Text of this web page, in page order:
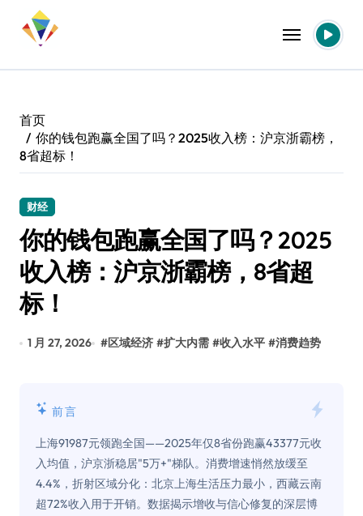
首页
你的钱包跑赢全国了吗？2025收入榜：沪京浙霸榜，
8省超标！
财经
你的钱包跑赢全国了吗？2025
收入榜：沪京浙霸榜，8省超
标！
1 月 27, 2026 #区域经济 #扩大内需 #收入水平 #消费趋势
前言
上海91987元领跑全国——2025年仅8省份跑赢43377元收
入均值，沪京浙稳居"5万+"梯队。消费增速悄然放缓至
4.4%，折射区域分化：北京上海生活压力最小，西藏云南
超72%收入用于开销。数据揭示增收与信心修复的深层博